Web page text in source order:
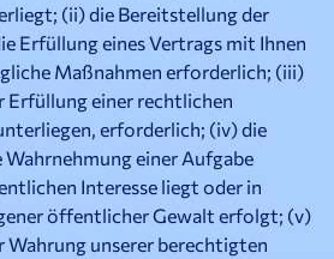
(ii) die Bereitstellung der
Erfüllung eines Vertrags mit Ihnen
Maßnahmen erforderlich; (iii)
Erfüllung einer rechtlichen
erforderlich; (iv) die
einer Aufgabe
Interesse liegt oder in
öffentlicher Gewalt erfolgt; (v)
Wahrung unserer berechtigten